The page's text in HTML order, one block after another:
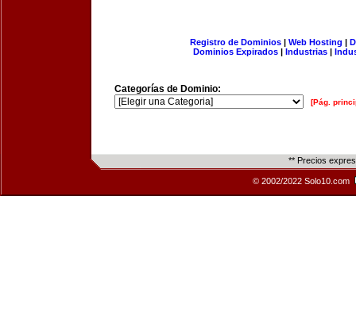
Registro de Dominios| Web Hosting |
Dominios Expirados | Industrias |
Categorías de Dominio:
[Pág.
** Precios
© 2002/2022 Solo10.com